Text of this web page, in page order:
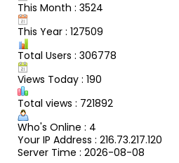
This Month : 3524
This Year : 127509
Total Users : 306778
Views Today : 190
Total views : 721892
Who's Online : 4
Your IP Address : 216.73.217.120
Server Time : 2026-08-08